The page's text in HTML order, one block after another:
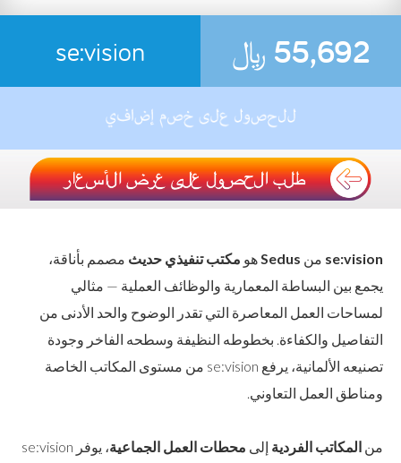
se:vision 55,692 ﷼
se:vision من Sedus هو مكتب تنفيذي حديث مصمم بأناقة،
يجمع بين البساطة المعمارية والوظائف العملية — مثالي
لمساحات العمل المعاصرة التي تقدر الوضوح والحد الأدنى من
التفاصيل والكفاءة. بخطوطه النظيفة وسطحه الفاخر وجودة
تصنيعه الألمانية، يرفع se:vision من مستوى المكاتب الخاصة
ومناطق العمل التعاوني.
من المكاتب الفردية إلى محطات العمل الجماعية
، يوفر se:vision